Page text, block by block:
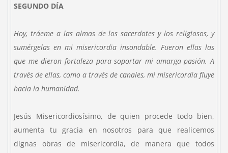
SEGUNDO DÍA
Hoy, tráeme a las almas de los sacerdotes y los religiosos, y
sumérgelas en mi misericordia insondable. Fueron ellas las
que me dieron fortaleza para soportar mi amarga pasión. A
través de ellas, como a través de canales, mi misericordia fluye
hacia la humanidad.
Jesús Misericordiosísimo, de quien procede todo bien,
aumenta tu gracia en nosotros para que realicemos
dignas obras de misericordia, de manera que todos